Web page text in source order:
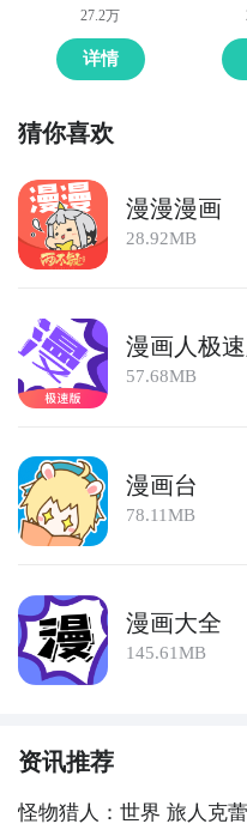
27.2万
详情
猜你喜欢
漫漫漫画
28.92MB
漫画人极
57.68MB
漫画台
78.11MB
漫画大全
145.61MB
资讯推荐
怪物猎人：世界 旅人克